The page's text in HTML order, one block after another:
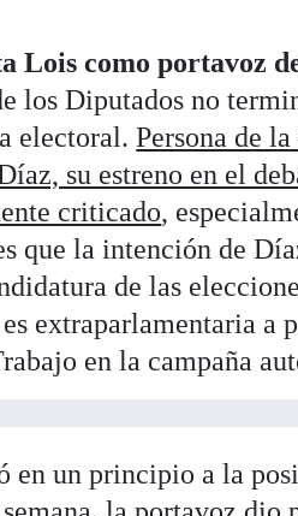
Lois como portavoz
los Diputados no
electoral.Persona de
su estreno en el
criticado,
que la intención de
de las
extraparlamentaria a
en la campaña
en un principio a la